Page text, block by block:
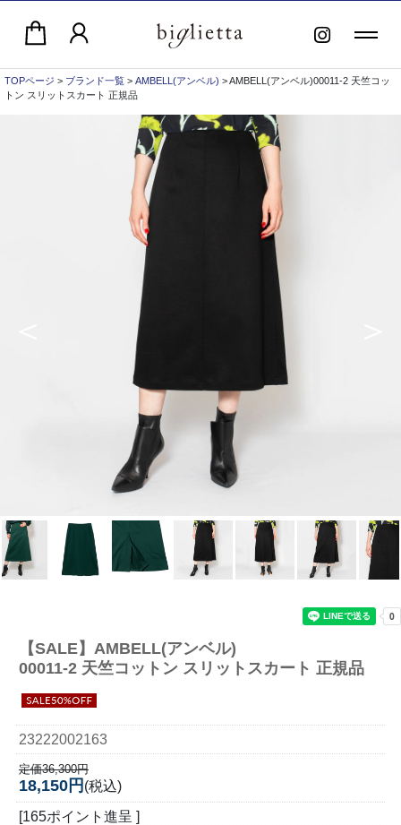
TOPページ > ブランド一覧 > AMBELL(アンベル) > AMBELL(アンベル)00011-2 天竺コッ
トン スリットスカート 正規品
【SALE】 AMBELL(アンベル)
00011-2 天竺コットン スリットスカート 正規品
23222002163
定価36,300円
18,150円 (税込)
[165ポイント進呈 ]